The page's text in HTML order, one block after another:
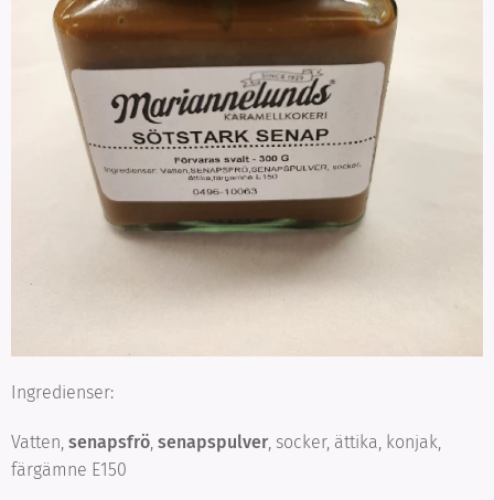
Ingredienser:
Vatten, senapsfrö senapspulver , socker, ättika, konjak,
färgämne E150